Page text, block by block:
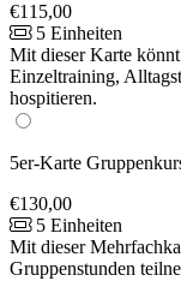
€115,00
5 Einheiten
Mit dieser Karte
Einzeltraining,
hospitieren.
5er-Karte
€130,00
5 Einheiten
Mit dieser
Gruppenstunden